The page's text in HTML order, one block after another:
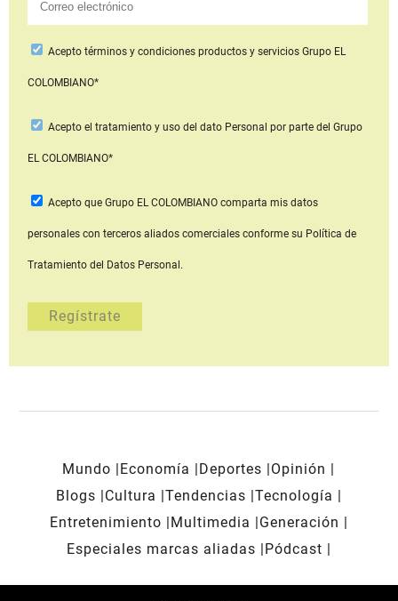
Aceptotérminos y condiciones productos y serviciosGrupo EL
COLOMBIANO*
Acepto el tratamiento y uso del dato Personal por parte del Grupo
EL COLOMBIANO*
Acepto que Grupo EL COLOMBIANOcomparta mis datos
personales con terceros aliados comerciales conforme su Política de
Tratamiento del Datos Personal.
Mundo Economía Deportes
Opinión
Blogs
Cultura Tendencias Tecnología
Entretenimiento
Multimedia
Generación
Especiales marcas aliadas
Pódcast